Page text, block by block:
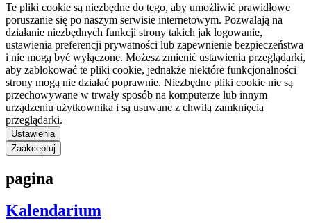
Te pliki cookie są niezbędne do tego, aby umożliwić prawidłowe
poruszanie się po naszym serwisie internetowym. Pozwalają na
działanie niezbędnych funkcji strony takich jak logowanie,
ustawienia preferencji prywatności lub zapewnienie bezpieczeństwa
i nie mogą być wyłączone. Możesz zmienić ustawienia przeglądarki,
aby zablokować te pliki cookie, jednakże niektóre funkcjonalności
strony mogą nie działać poprawnie. Niezbędne pliki cookie nie są
przechowywane w trwały sposób na komputerze lub innym
urządzeniu użytkownika i są usuwane z chwilą zamknięcia
przeglądarki.
Ustawienia
Zaakceptuj
pagina
Kalendarium